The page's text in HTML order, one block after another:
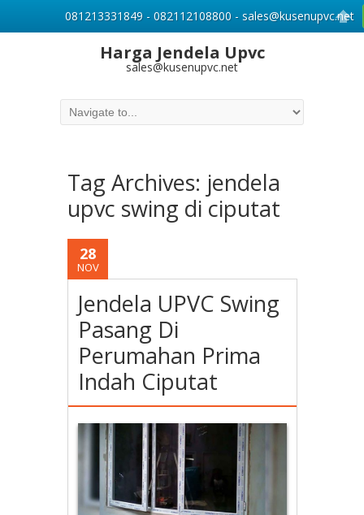
Harga Jendela Upvc
sales@kusenupvc.net
Tag Archives: jendela
upvc swing di ciputat
28
NOV
Jendela UPVC Swing
Pasang Di
Perumahan Prima
Indah Ciputat
081213331849 - 082112108800 - sales@kusenupvc.net